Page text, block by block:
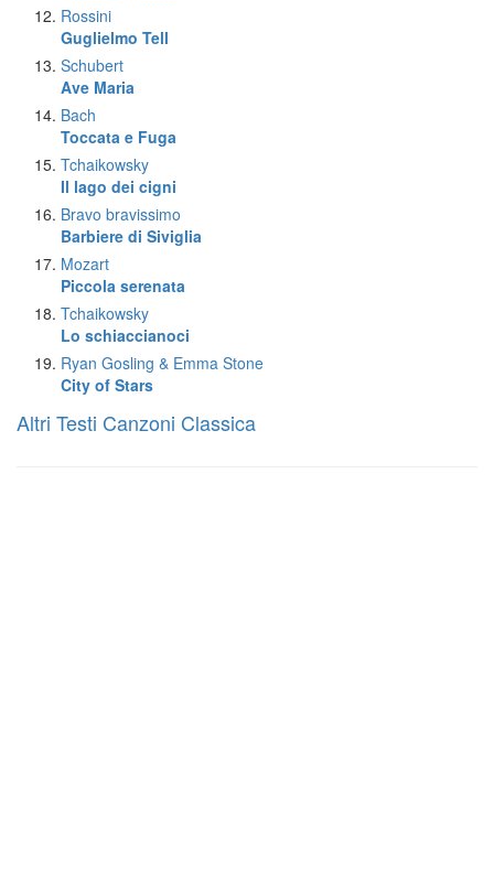
Rossini
Guglielmo Tell
Schubert
Ave Maria
Bach
Toccata e Fuga
Tchaikowsky
Il lago dei cigni
Bravo bravissimo
Barbiere di Siviglia
Mozart
Piccola serenata
Tchaikowsky
Lo schiaccianoci
Ryan Gosling & Emma Stone
City of Stars
Altri Testi Canzoni Classica